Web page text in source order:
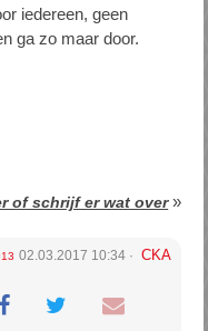
iedereen, geen
ga zo maar door.
of schrijf er wat over»
02.03.2017 10:34 CKA